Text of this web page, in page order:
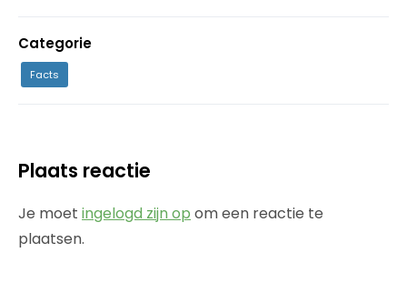
Categorie
Facts
Plaats reactie
Je moet ingelogd zijn op om een reactie te
plaatsen.